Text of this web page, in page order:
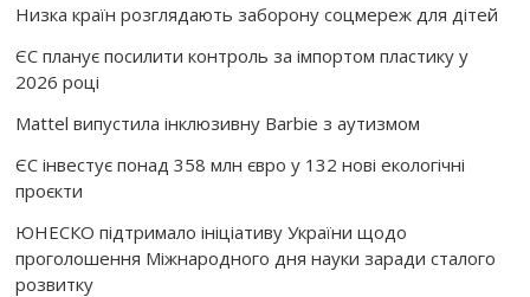
Низка країн розглядають заборону соцмереж для дітей
ЄС планує посилити контроль за імпортом пластику у
2026 році
Mattel випустила інклюзивну Barbie з аутизмом
ЄС інвестує понад 358 млн євро у 132 нові екологічні
проєкти
ЮНЕСКО підтримало ініціативу України щодо
проголошення Міжнародного дня науки заради сталого
розвитку